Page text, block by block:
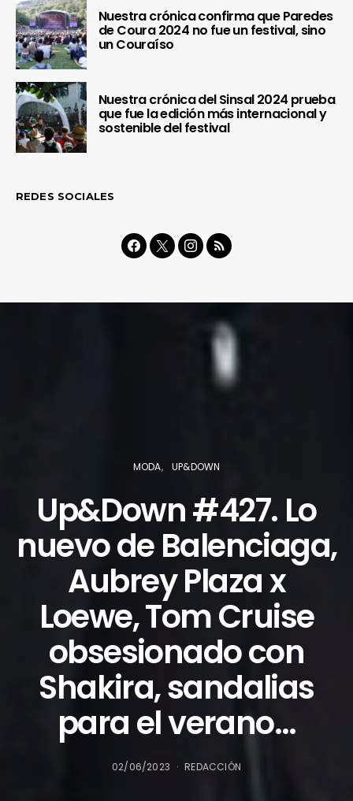
Nuestra crónica confirma que Paredes
de Coura 2024 no fue un festival, sino
un Couraíso
Nuestra crónica del Sinsal 2024 prueba
que fue la edición más internacional y
sostenible del festival
REDES SOCIALES
MODA UP&DOWN
Up&Down #427. Lo
nuevo de Balenciaga,
Aubrey Plaza x
Loewe, Tom Cruise
obsesionado con
Shakira, sandalias
para el verano…
02/06/2023 REDACCIÓN